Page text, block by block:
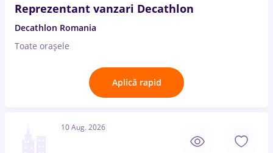
Reprezentant vanzari Decathlon
Decathlon Romania
Toate oraşele
Aplică rapid
10 Aug. 2026